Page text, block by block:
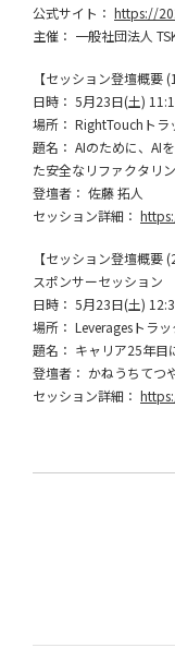
公式サイト： https://
主催： 一般社団法人
【セッション登壇概要
日時： 5月23日(土)
場所： RightTouchトラ
題名： AIのために、AI
た安全なリファクタリ
登壇者： 佐藤 拓人
セッション詳細：
【セッション登壇概要
スポンサーセッション
日時： 5月23日(土)
場所： Leveragesトラッ
題名： キャリア25年目
登壇者： かねうちてつ
セッション詳細：